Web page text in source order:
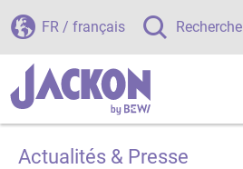
FR / français Recherche
Actualités & Presse